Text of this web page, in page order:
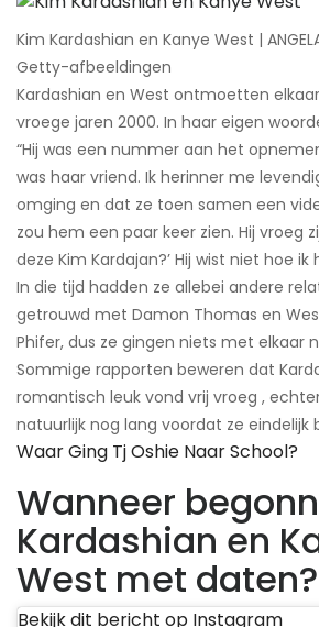
Kim Kardashian en Kanye West |
Getty-afbeeldingen
Kardashian en West ontmoetten
vroege jaren 2000. In haar eigen
“Hij was een nummer aan het
was haar vriend. Ik herinner me
omging en dat ze toen samen een
zou hem een ​​paar keer zien. Hij vroeg
deze Kim Kardajan?’ Hij wist niet hoe ik
In die tijd hadden ze allebei andere
getrouwd met Damon Thomas en
Phifer, dus ze gingen niets met elkaar
Sommige rapporten beweren dat
romantisch leuk vond vrij vroeg ,
natuurlijk nog lang voordat ze eindelijk
Waar Ging Tj Oshie Naar School?
Wanneer
Kardashian en
West met daten?
Bekijk dit bericht op Instagram